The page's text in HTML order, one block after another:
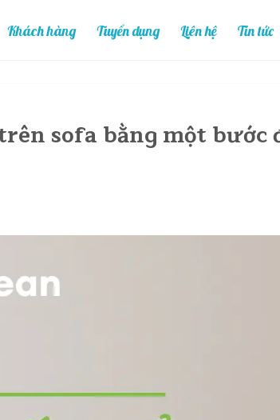
Khách hàng Tuyển dụng Liên hệ Tin tức
sofa bằng một bước